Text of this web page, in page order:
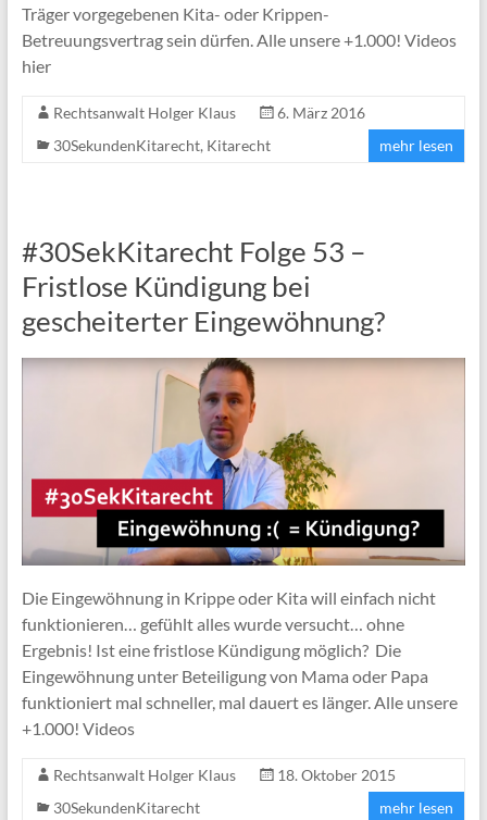
Träger vorgegebenen Kita- oder Krippen-
Betreuungsvertrag sein dürfen. Alle unsere +1.000! Videos
hier
Rechtsanwalt Holger Klaus
6. März 2016
30SekundenKitarecht, Kitarecht mehr lesen
#30SekKitarecht Folge 53 –
Fristlose Kündigung bei
gescheiterter Eingewöhnung?
Die Eingewöhnung in Krippe oder Kita will einfach nicht
funktionieren… gefühlt alles wurde versucht… ohne
Ergebnis! Ist eine fristlose Kündigung möglich? Die
Eingewöhnung unter Beteiligung von Mama oder Papa
funktioniert mal schneller, mal dauert es länger. Alle unsere
+1.000! Videos
Rechtsanwalt Holger Klaus
18. Oktober 2015
30SekundenKitarecht
mehr lesen